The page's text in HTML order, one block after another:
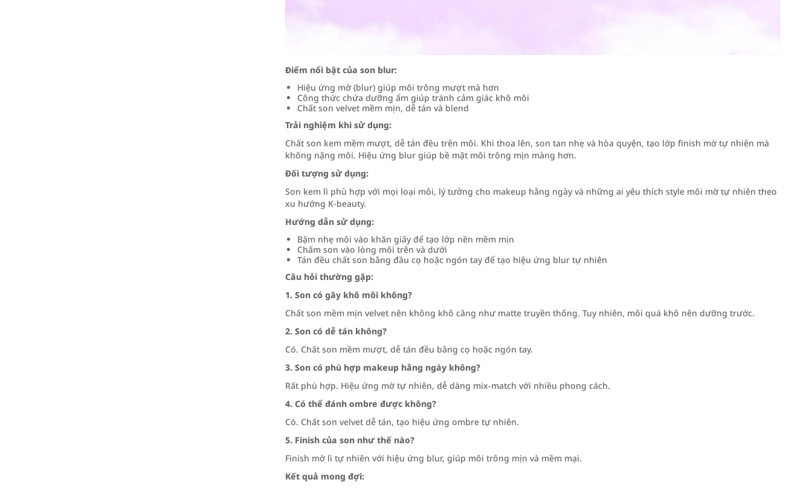
Điểm nổi bật của son blur:
Hiệu ứng mờ (blur) giúp môi trông mượt mà hơn
Công thức chứa dưỡng ẩm giúp tránh cảm giác khô môi
Chất son velvet mềm mịn, dễ tán và blend
Trải nghiệm khi sử dụng:
Chất son kem mềm mượt, dễ tán đều trên môi. Khi thoa lên, son tan nhẹ và hòa quyện, tạo lớp finish mờ tự nhiên mà
không nặng môi. Hiệu ứng blur giúp bề mặt môi trông mịn màng hơn.
Đối tượng sử dụng:
Son kem lì phù hợp với mọi loại môi, lý tưởng cho makeup hằng ngày và những ai yêu thích style môi mờ tự nhiên theo
xu hướng K-beauty.
Hướng dẫn sử dụng:
Bặm nhẹ môi vào khăn giấy để tạo lớp nền mềm mịn
Chấm son vào lòng môi trên và dưới
Tán đều chất son bằng đầu cọ hoặc ngón tay để tạo hiệu ứng blur tự nhiên
Câu hỏi thường gặp:
1. Son có gây khô môi không?
Chất son mềm mịn velvet nên không khô căng như matte truyền thống. Tuy nhiên, môi quá khô nên dưỡng trước.
2. Son có dễ tán không?
Có. Chất son mềm mượt, dễ tán đều bằng cọ hoặc ngón tay.
3. Son có phù hợp makeup hằng ngày không?
Rất phù hợp. Hiệu ứng mờ tự nhiên, dễ dàng mix-match với nhiều phong cách.
4. Có thể đánh ombre được không?
Có. Chất son velvet dễ tán, tạo hiệu ứng ombre tự nhiên.
5. Finish của son như thế nào?
Finish mờ lì tự nhiên với hiệu ứng blur, giúp môi trông mịn và mềm mại.
Kết quả mong đợi: